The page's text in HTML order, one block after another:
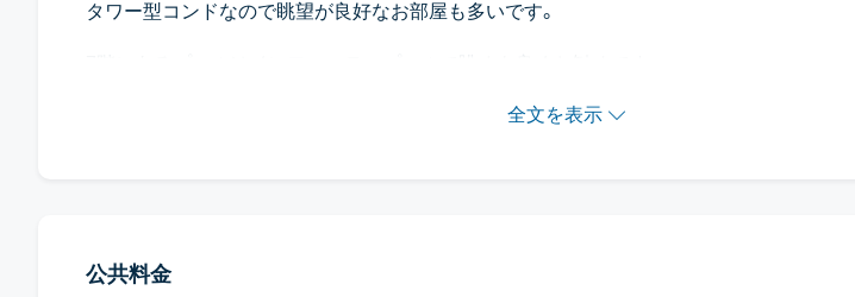
タワー型コンドなので眺望が良好なお部屋も多いです。
全文を表示
公共料金